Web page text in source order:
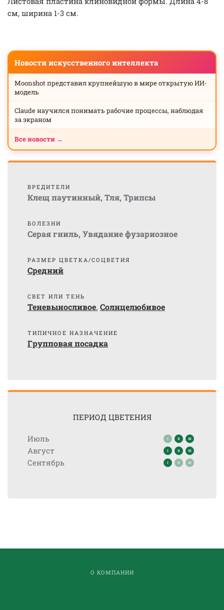
см, ширина 1-3 см.
Новости искусственного интеллекта
Moonshot представил крупнейшую в мире открытую ИИ-
модель
Claude научился понимать рабочие процессы, наблюдая
за экраном
Все новости →
ВРЕДИТЕЛИ
Клещ паутинный, Тля, Трипсы
БОЛЕЗНИ
Серая гниль, Увядание фузариозное
РАЗМЕР ЦВЕТКА/СОЦВЕТИЯ
Средний
СВЕТ ИЛИ ТЕНЬ
Теневыносливое, Солнцелюбивое
ТИПИЧНОЕ НАЗНАЧЕНИЕ
Групповая посадка
ПЕРИОД ЦВЕТЕНИЯ
Июль
Август
Сентябрь
О КОМПАНИИ